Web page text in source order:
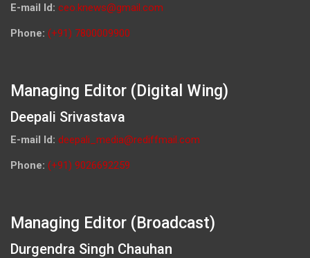
E-mail Id: ceo.knews@gmail.com
Phone: (+91) 7800009900
Managing Editor (Digital Wing)
Deepali Srivastava
E-mail Id: deepali_media@rediffmail.com
Phone: (+91) 9026692259
Managing Editor (Broadcast)
Durgendra Singh Chauhan